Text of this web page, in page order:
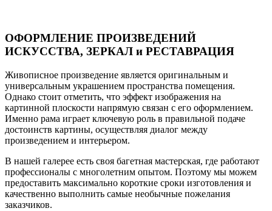
ОФОРМЛЕНИЕ ПРОИЗВЕДЕНИЙ
ИСКУССТВА, ЗЕРКАЛ и РЕСТАВРАЦИЯ
Живописное произведение является оригинальным и
универсальным украшением пространства помещения.
Однако стоит отметить, что эффект изображения на
картинной плоскости напрямую связан с его оформлением.
Именно рама играет ключевую роль в правильной подаче
достоинств картины, осуществляя диалог между
произведением и интерьером.
В нашей галерее есть своя багетная мастерская, где работают
профессионалы с многолетним опытом. Поэтому мы можем
предоставить максимально короткие сроки изготовления и
качественно выполнить самые необычные пожелания
заказчиков.